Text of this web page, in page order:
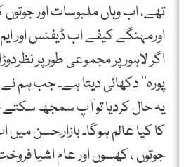
تھے، اب وہاں ملبوسات اور
اورمہنگے کیفے اب ڈیفنس اور ایم
اگر لاہور پر مجموعی طور پر
پورہ‘‘ دکھائی دیتا ہے۔ جب ہم
یہ حال کردیا تو آپ سمجھ سکتے
کا کیا عالم ہوگا۔ بازار ِحسن
جوتوں ، کھسوں اور عام اشیا